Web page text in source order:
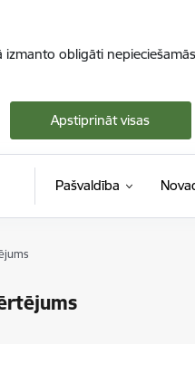
obligāti
Apstiprināt visas
Pašvaldība